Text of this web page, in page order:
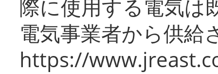
際に使用する電気は
電気事業者から供給
https://